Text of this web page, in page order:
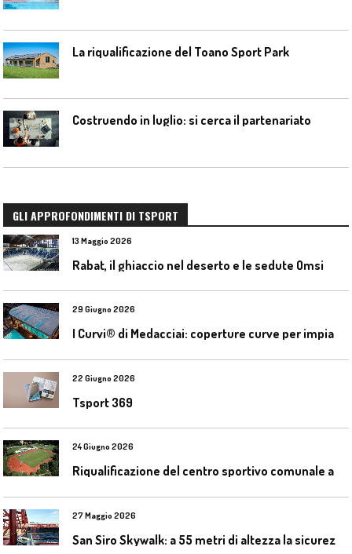
La riqualificazione del Toano Sport Park
Costruendo in luglio: si cerca il partenariato
GLI APPROFONDIMENTI DI TSPORT
13 Maggio 2026
Rabat, il ghiaccio nel deserto e le sedute Omsi
29 Giugno 2026
22 Giugno 2026
Tsport 369
24 Giugno 2026
27 Maggio 2026